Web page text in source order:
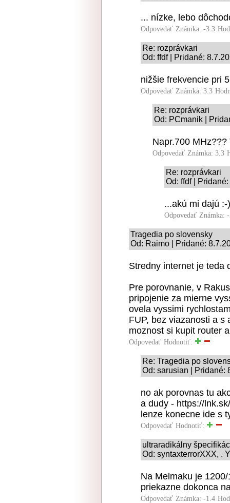
... nízke, lebo
Odpovedať Známka: -3.3
Re: rozprávkari
Od: ffdf | Pridané:
nižšie frekvencie pri
Odpovedať Známka: 3.3
Re: rozprávkari
Od: PCmanik |
Napr.700
Odpovedať Známka: 3.3
Re: rozprávkari
Od: ffdf |
...akú mi dajú :-)
Odpovedať Známka:
Tragedia po slovensky
Od: Raimo | Pridané:
Stredny internet je teda
Pre porovnanie, v
pripojenie za mierne
ovela vyssimi
FUP, bez viazanosti a s
moznost si kupit router
Odpovedať Hodnotiť:
Re: Tragedia po
Od: sarusian | Pridané:
no ak porovnas tu
a dudy - https://
lenze konecne ide s
Odpovedať Hodnotiť:
ultraradikálny
Od: syntaxterrorXXX, .
Na Melmaku je
priekazne dokonca
Odpovedať Známka: -1.4